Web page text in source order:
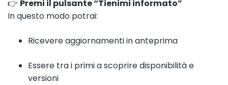
👉 Premi il pulsante “Tienimi informato”
In questo modo potrai:
Ricevere aggiornamenti in anteprima
Essere tra i primi a scoprire disponibilità e
versioni